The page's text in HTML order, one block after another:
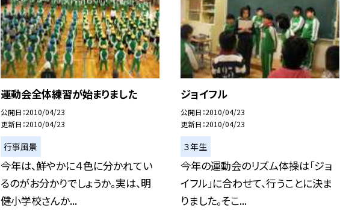
運動会全体練習が始まりました
公開日 2010/04/23
更新日 2010/04/23
行事風景
今年は、鮮やかに４色に分かれてい
るのがお分かりでしょうか。実は、明
健小学校さんか...
ジョイフル
公開日 2010/04/23
更新日 2010/04/23
３年生
今年の運動会のリズム体操は「ジョ
イフル」に合わせて、行うことに決ま
りました。そこ...